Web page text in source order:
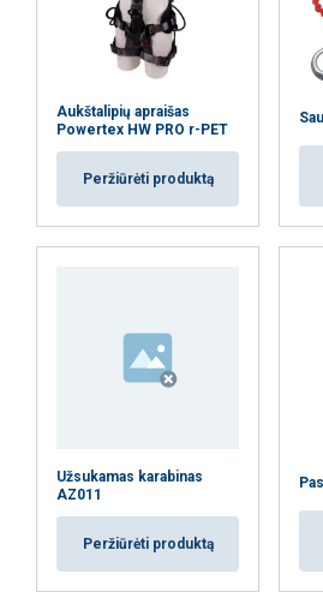
Aukštalipių apraišas
Powertex HW PRO r-PET
Peržiūrėti produktą
Užsukamas karabinas
AZ011
Peržiūrėti produktą
AŠ
AŠ
PARODYTI DETALIAU